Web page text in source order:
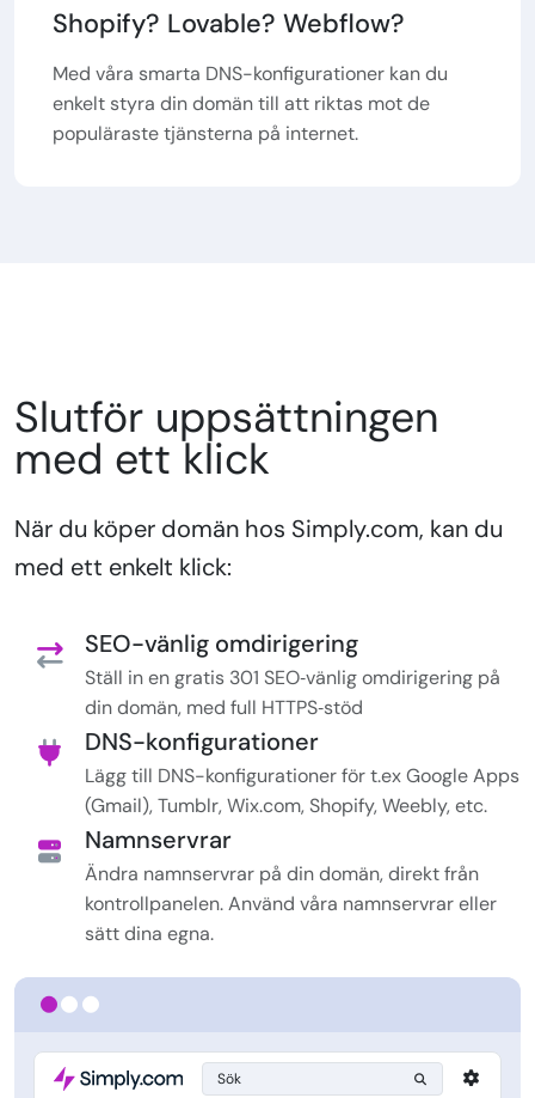
Shopify? Lovable? Webflow?
Med våra smarta DNS-konfigurationer kan du
enkelt styra din domän till att riktas mot de
populäraste tjänsterna på internet.
Sök
Slutför uppsättningen
med ett klick
När du köper domän hos Simply.com, kan du
med ett enkelt klick:
SEO-vänlig omdirigering
Ställ in en gratis 301 SEO‑vänlig omdirigering på
din domän, med full HTTPS‑stöd
DNS-konfigurationer
Lägg till DNS-konfigurationer för t.ex Google Apps
(Gmail), Tumblr, Wix.com, Shopify, Weebly, etc.
Namnservrar
Ändra namnservrar på din domän, direkt från
kontrollpanelen. Använd våra namnservrar eller
sätt dina egna.